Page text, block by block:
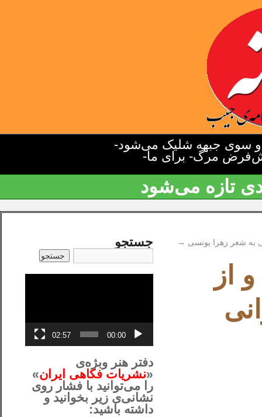
سوی جبهه شلیک می‌شود-
مرگ- برای ما-
تازه می‌شود
به شعر زهرا یونسی →
از
جستجو
00:00
02:57
دفتر هنر وبژه‌ی
«نشریات فکاهی ایران»
را می‌توانید با فشار روی
نشانی‌ی زیر بخوانید و
داشته باشید: